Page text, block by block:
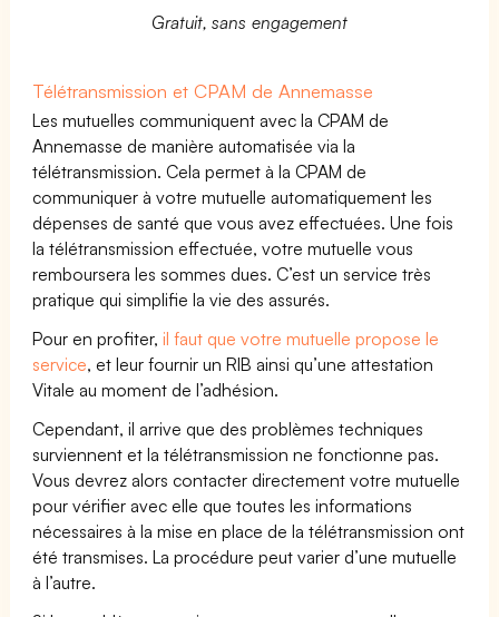
Gratuit, sans engagement
Télétransmission et CPAM de Annemasse
Les mutuelles communiquent avec la CPAM de
Annemasse de manière automatisée via la
télétransmission. Cela permet à la CPAM de
communiquer à votre mutuelle automatiquement les
dépenses de santé que vous avez effectuées. Une fois
la télétransmission effectuée, votre mutuelle vous
remboursera les sommes dues. C’est un service très
pratique qui simplifie la vie des assurés.
Pour en profiter,il faut que votre mutuelle propose le
service, et leur fournir un RIB ainsi qu’une attestation
Vitale au moment de l’adhésion.
Cependant, il arrive que des problèmes techniques
surviennent et la télétransmission ne fonctionne pas.
Vous devrez alors contacter directement votre mutuelle
pour vérifier avec elle que toutes les informations
nécessaires à la mise en place de la télétransmission ont
été transmises. La procédure peut varier d’une mutuelle
à l’autre.